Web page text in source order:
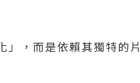
」，而是依賴其獨特的